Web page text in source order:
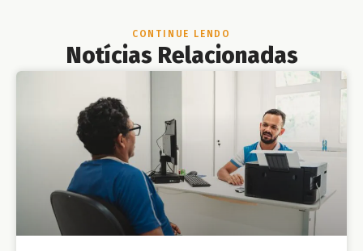
CONTINUE LENDO
Notícias Relacionadas